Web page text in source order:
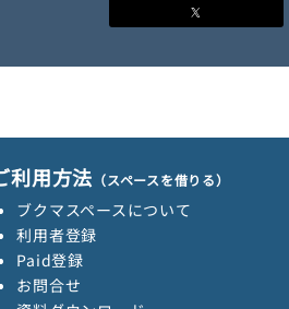
利用方法 （スペースを借りる）
ブクマスペースについて
利用者登録
Paid登録
お問合せ